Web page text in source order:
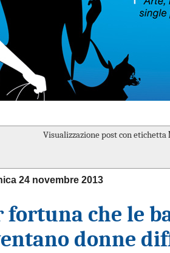
Visualizzazione post con etichetta
24 novembre 2013
fortuna che le
donne